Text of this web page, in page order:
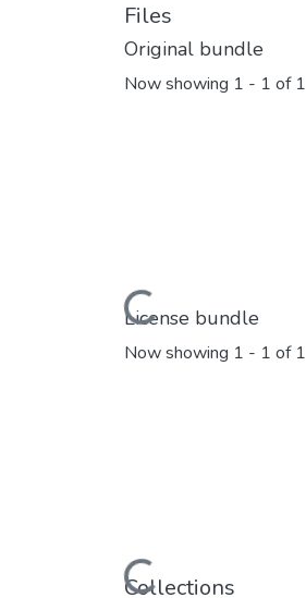
Files
Original bundle
Now showing 1 - 1 of 1
Loading...
License bundle
Now showing 1 - 1 of 1
Collections